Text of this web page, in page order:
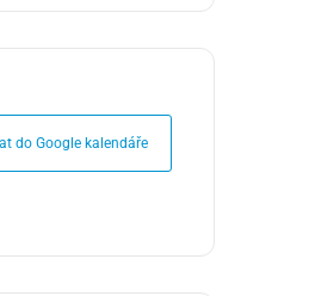
do Google kalendáře